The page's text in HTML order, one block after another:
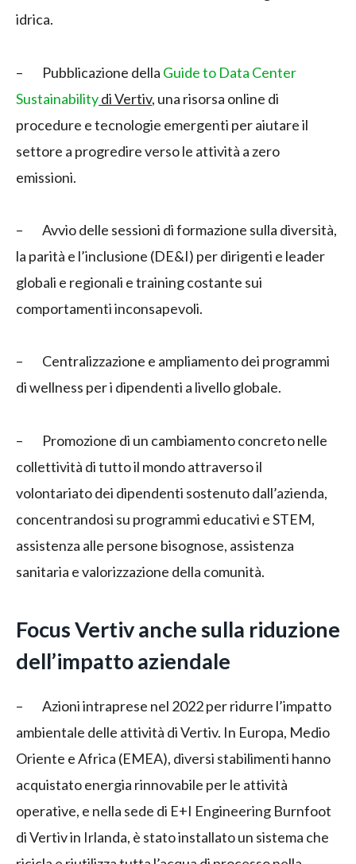
idrica.
– Pubblicazione della Guide to Data Center
Sustainabilitydi Vertiv, una risorsa online di
procedure e tecnologie emergenti per aiutare il
settore a progredire verso le attività a zero
emissioni.
– Avvio delle sessioni di formazione sulla diversità,
la parità e l’inclusione (DE&I) per dirigenti e leader
globali e regionali e training costante sui
comportamenti inconsapevoli.
– Centralizzazione e ampliamento dei programmi
di wellness per i dipendenti a livello globale.
– Promozione di un cambiamento concreto nelle
collettività di tutto il mondo attraverso il
volontariato dei dipendenti sostenuto dall’azienda,
concentrandosi su programmi educativi e STEM,
assistenza alle persone bisognose, assistenza
sanitaria e valorizzazione della comunità.
Focus Vertiv anche sulla riduzione
dell’impatto aziendale
– Azioni intraprese nel 2022 per ridurre l’impatto
ambientale delle attività di Vertiv. In Europa, Medio
Oriente e Africa (EMEA), diversi stabilimenti hanno
acquistato energia rinnovabile per le attività
operative, e nella sede di E+I Engineering Burnfoot
di Vertiv in Irlanda, è stato installato un sistema che